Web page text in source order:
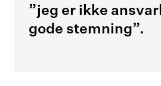
”jeg er ikke
gode stemning”.